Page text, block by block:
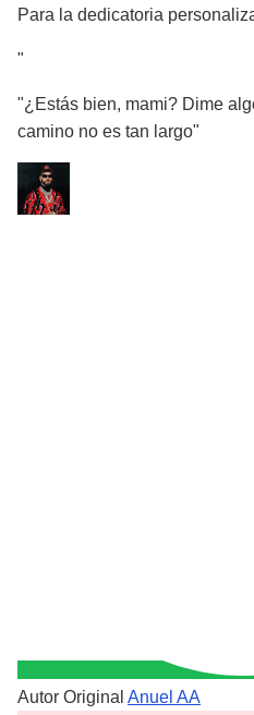
Para la dedicatoria
"
"¿Estás bien, mami? Dime
camino no es tan largo"
Autor Original Anuel AA